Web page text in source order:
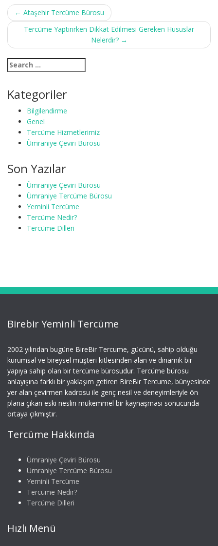
Post
navigation
← Ataşehir Tercüme Bürosu
Tercüme Yaptırırken Dikkat Edilmesi Gereken Hususlar
Nelerdir? →
Kategoriler
Bilgilendirme
Genel
Tercüme Hizmetlerimiz
Ümraniye Çeviri Bürosu
Son Yazılar
Ümraniye Çeviri Bürosu
Ümraniye Tercüme Bürosu
Yeminli Tercüme
Tercüme Nedir?
Tercüme Dilleri
Birebir Yeminli Tercüme
2002 yılından bugüne BireBir Tercume, gücünü, sahip olduğu
kurumsal ve bireysel müşteri kitlesinden alan ve dinamik bir
yapıya sahip olan bir tercüme bürosudur. Tercüme bürosu
anlayışına farklı bir yaklaşım getiren BireBir Tercume, bünyesinde
yer alan çevirmen kadrosu ile genç nesil ve deneyimleriyle ön
plana çıkan eski neslin mükemmel bir kaynaşması sonucunda
ortaya çıkmıştır.
Tercüme Hakkında
Ümraniye Çeviri Bürosu
Ümraniye Tercüme Bürosu
Yeminli Tercüme
Tercüme Nedir?
Tercüme Dilleri
Hızlı Menü